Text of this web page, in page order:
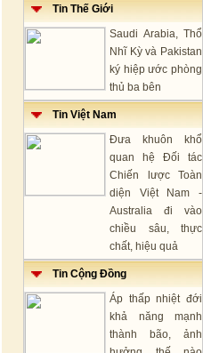
Tin Thế Giới
Saudi Arabia, Thổ
Nhĩ Kỳ và Pakistan
ký hiệp ước phòng
thủ ba bên
Tin Việt Nam
Đưa khuôn khổ
quan hệ Đối tác
Chiến lược Toàn
diện Việt Nam -
Australia đi vào
chiều sâu, thực
chất, hiệu quả
Tin Cộng Đồng
Áp thấp nhiệt đới
khả năng mạnh
thành bão, ảnh